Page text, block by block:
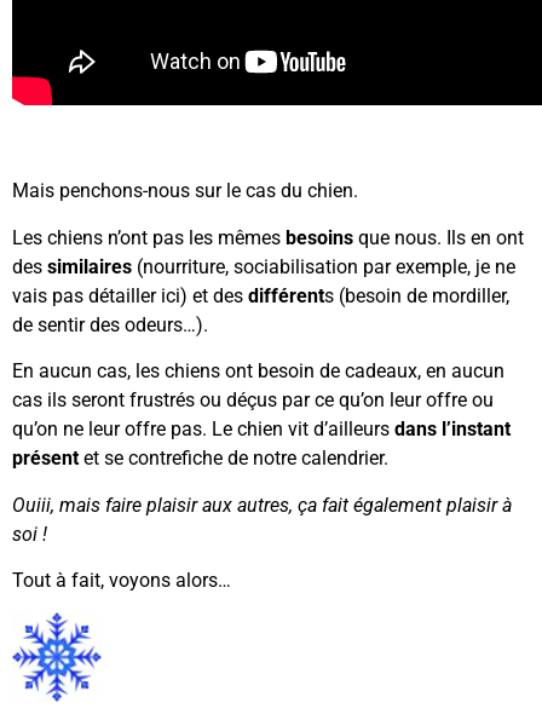
Mais penchons-nous sur le cas du chien.
Les chiens n’ont pas les mêmes besoins que nous. Ils en ont
des similaires (nourriture, sociabilisation par exemple, je ne
vais pas détailler ici) et des différents (besoin de mordiller,
de sentir des odeurs…).
En aucun cas, les chiens ont besoin de cadeaux, en aucun
cas ils seront frustrés ou déçus par ce qu’on leur offre ou
qu’on ne leur offre pas. Le chien vit d’ailleurs dans l’instant
présent et se contrefiche de notre calendrier.
Ouiii, mais faire plaisir aux autres, ça fait également plaisir à
soi !
Tout à fait, voyons alors…